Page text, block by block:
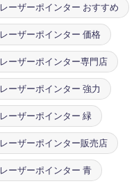
レーザーポインター おすすめ
レーザーポインター 価格
レーザーポインター専門店
レーザーポインター 強力
レーザーポインター 緑
レーザーポインター販売店
レーザーポインター 青